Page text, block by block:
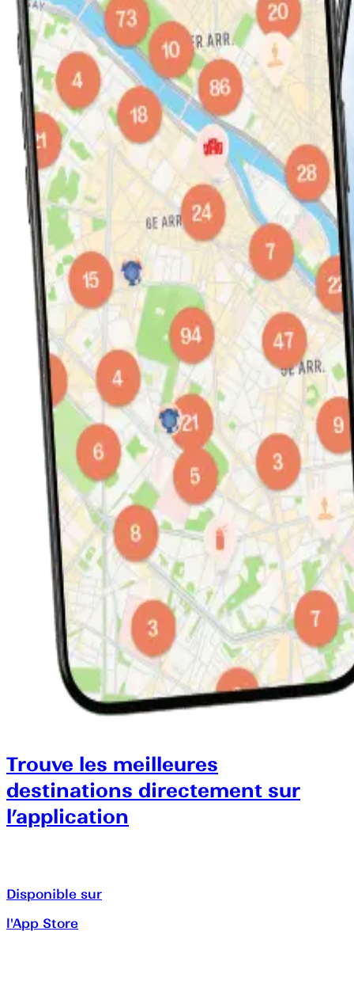
Trouve les meilleures
destinations directement sur
l’application
Disponible sur
l'App Store